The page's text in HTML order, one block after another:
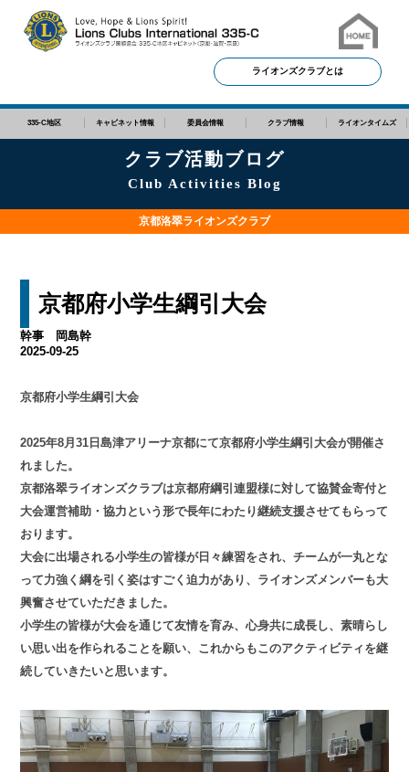
ライオンズクラブとは
335-C地区 キャビネット情報 委員会情報 クラブ情報 ライオンタイムズ
クラブ活動ブログ
Club Activities Blog
京都洛翠ライオンズクラブ
京都府小学生綱引大会
幹事 岡島幹
2025-09-25
京都府小学生綱引大会
2025年8月31日島津アリーナ京都にて京都府小学生綱引大会が開催さ
れました。
京都洛翠ライオンズクラブは京都府綱引連盟様に対して協賛金寄付と
大会運営補助・協力という形で長年にわたり継続支援させてもらって
おります。
大会に出場される小学生の皆様が日々練習をされ、チームが一丸とな
って力強く綱を引く姿はすごく迫力があり、ライオンズメンバーも大
興奮させていただきました。
小学生の皆様が大会を通じて友情を育み、心身共に成長し、素晴らし
い思い出を作られることを願い、これからもこのアクティビティを継
続していきたいと思います。